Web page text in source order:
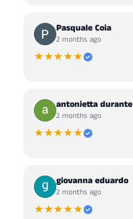
Pasquale Coia
2 months ago
★★★★★
antonietta durante
2 months ago
★★★★★
giovanna eduardo
2 months ago
★★★★★